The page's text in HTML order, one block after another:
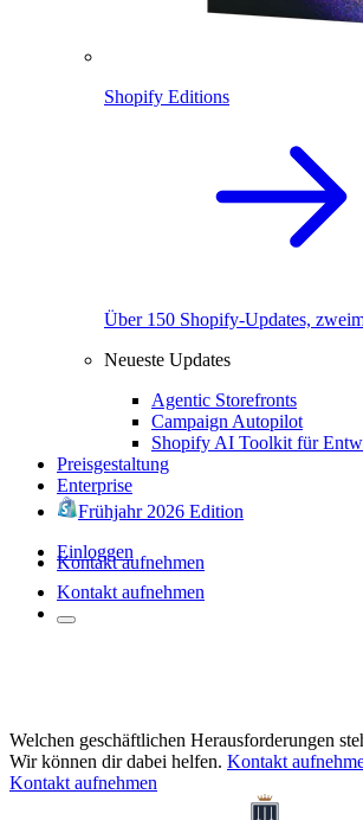
Shopify Editions
Über 150 Shopify-Updates,
Neueste Updates
Agentic Storefronts
Campaign Autopilot
Shopify AI Toolkit für
Preisgestaltung
Enterprise
Frühjahr 2026 Edition
Einloggen
Kontakt aufnehmen
Kontakt aufnehmen
Welchen geschäftlichen Herausforderungen
Wir können dir dabei helfen. Kontakt
Kontakt aufnehmen